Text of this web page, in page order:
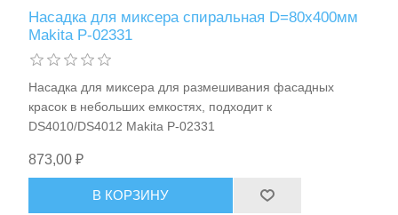
Средства индивидуальной защиты
Насадка для миксера спиральная D=80х400мм
Makita P-02331
Насадка для миксера для размешивания фасадных
красок в небольших емкостях, подходит к
DS4010/DS4012 Makita P-02331
873,00 ₽
В КОРЗИНУ